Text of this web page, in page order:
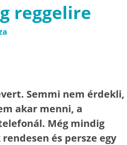
reggelire
Semmi nem érdekli,
akar menni, a
Még mindig
és persze egy